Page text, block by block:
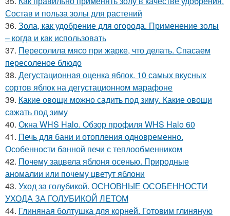
Состав и польза золы для растений
36. Зола, как удобрение для огорода. Применение золы
– когда и как использовать
37. Пересолила мясо при жарке, что делать. Спасаем
пересоленое блюдо
38. Дегустационная оценка яблок. 10 самых вкусных
сортов яблок на дегустационном марафоне
39. Какие овощи можно садить под зиму. Какие овощи
сажать под зиму
40. Окна WHS Halo. Обзор профиля WHS Halo 60
41. Печь для бани и отопления одновременно.
Особенности банной печи с теплообменником
42. Почему зацвела яблоня осенью. Природные
аномалии или почему цветут яблони
43. Уход за голубикой. ОСНОВНЫЕ ОСОБЕННОСТИ
УХОДА ЗА ГОЛУБИКОЙ ЛЕТОМ
44. Глиняная болтушка для корней. Готовим глиняную